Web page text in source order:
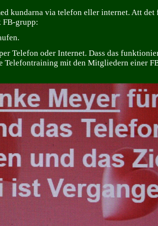
kundarna via telefon eller internet. Att
FB-grupp:
Telefon oder Internet. Dass das
mit den Mitgliedern einer